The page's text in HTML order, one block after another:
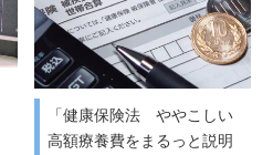
「健康保険法 ややこしい
高額療養費をまるっと説明